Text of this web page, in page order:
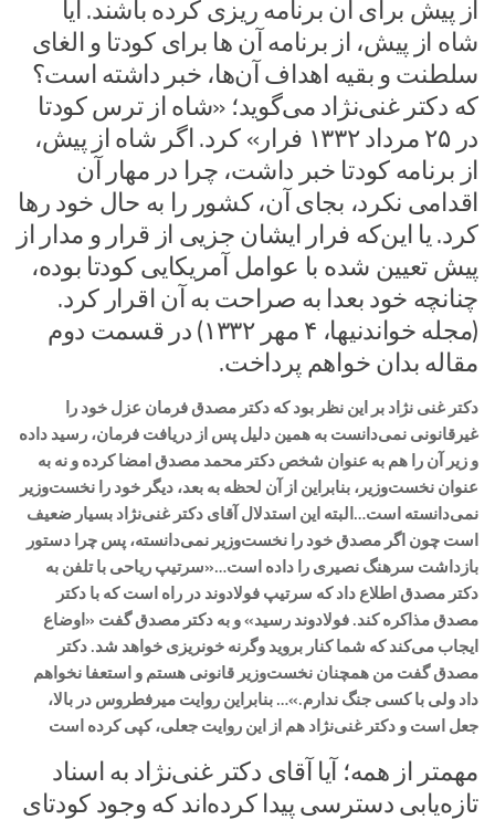
از پیش برای آن برنامه ریزی کرده باشند. آیا
شاه از پیش، از برنامه آن ها برای کودتا و الغای
سلطنت و بقیه اهداف آن‌ها، خبر داشته است؟
که دکتر غنی‌نژاد می‌گوید؛ «شاه از ترس کودتا
در ۲۵ مرداد ۱۳۳۲ فرار» کرد. اگر شاه از پیش،
از برنامه کودتا خبر داشت، چرا در مهار آن
اقدامی نکرد، بجای آن، کشور را به حال خود رها
کرد. یا این‌که فرار ایشان جزیی از قرار و مدار از
پیش تعیین شده با عوامل آمریکایی کودتا بوده،
چنانچه خود بعدا به صراحت به آن اقرار کرد.
(مجله خواندنیها، ۴ مهر ۱۳۳۲) در قسمت دوم
مقاله بدان خواهم پرداخت.
دکتر غنی نژاد بر این نظر بود که دکتر مصدق فرمان عزل خود را
غیرقانونی نمی‌دانست به همین دلیل پس از دریافت فرمان، رسید داده
و زیر آن را هم به عنوان شخص دکتر محمد مصدق امضا کرده و نه به
عنوان نخست‌وزیر، بنابراین از آن لحظه به بعد، دیگر خود را نخست‌وزیر
نمی‌دانسته است…البته این استدلال آقای دکتر غنی‌نژاد بسیار ضعیف
است چون اگر مصدق خود را نخست‌وزیر نمی‌دانسته، پس چرا دستور
بازداشت سرهنگ نصیری را داده است…«سرتیپ ریاحی با تلفن به
دکتر مصدق اطلاع داد که سرتیپ فولادوند در راه است که با دکتر
مصدق مذاکره کند. فولادوند رسید» و به دکتر مصدق گفت «اوضاع
ایجاب می‌کند که شما کنار بروید وگرنه خونریزی خواهد شد. دکتر
مصدق گفت من همچنان نخست‌وزیر قانونی هستم و استعفا نخواهم
داد ولی با کسی جنگ ندارم.»… بنابراین روایت میرفطروس در بالا،
جعل است و دکتر غنی‌نژاد هم از این روایت جعلی، کپی کرده است
مهمتر از همه؛ آیا آقای دکتر غنی‌نژاد به اسناد
تازه‌یابی دسترسی پیدا کرده‌اند که وجود کودتای